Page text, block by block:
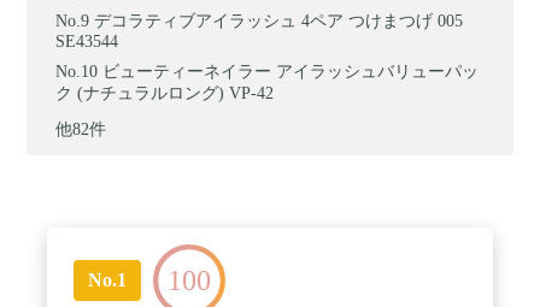
デコラティブアイラッシュ 4ペア つけまつげ 005
SE43544
ビューティーネイラー アイラッシュバリューパッ
ク (ナチュラルロング) VP-42
他82件
No.1 100